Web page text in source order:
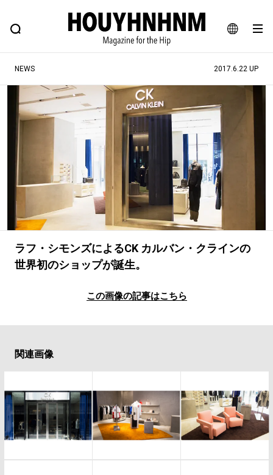
JA
EN
FEATURE BLOG SNAP
ヒップなファッション、カルチャー、ライフスタイルWEBマガジン
#注目のタグ
#SHOPPING ADDICT #憧れの逸品
#MONTHLY JOURNAL #ESSENTIAL DESIGNS
#NEW VINTAGE #古着サミット
#マイナーグッド図鑑 #フイナムのYouTube
#Commune H #FOCUS IT #AH.H
#ととけん #FASHION #MUSIC #MOVIE
#LIFESTYLE #SNEAKER #OUTDOOR
#SPORTS #HANDSOME HANDBOOK
NEWS 2017.6.22 UP
ラフ・シモンズによるCK カルバン・クラインの
世界初のショップが誕生。
この画像の記事はこちら
関連画像